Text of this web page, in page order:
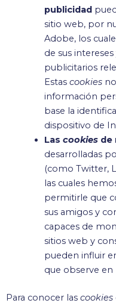
publicidad
sitio web, por
Adobe, los
de sus
publicitarios
Estas cookiesno
información
base la
dispositivo de
Las cookiesde
desarrolladas
(como Twitter,
las cuales
permitirle que
sus amigos y
capaces de
sitios web y
pueden influir
que observe en
Para conocer las cookies